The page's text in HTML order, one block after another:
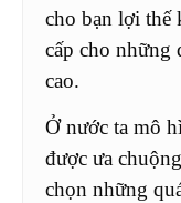
cho bạn lợi thế
cấp cho những
cao.
Ở nước ta mô
được ưa
chọn những